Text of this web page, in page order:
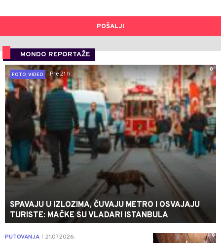
POŠALJI
MONDO REPORTAŽE
0
FOTO, VIDEO
Pre 21 h
SPAVAJU U IZLOZIMA, ČUVAJU METRO I OSVAJAJU
TURISTE: MAČKE SU VLADARI ISTANBULA
0
PUTOVANJA 21.07.2026.